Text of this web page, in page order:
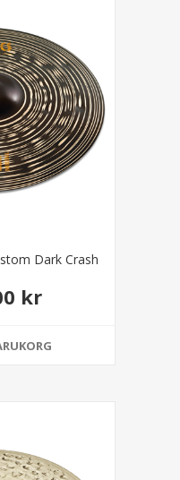
Dark Crash
kr